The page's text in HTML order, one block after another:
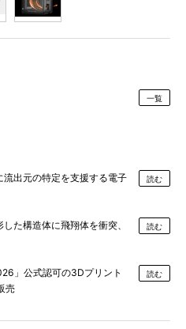
一覧
出元の特定を支援する電子
読む
た構造体に飛翔体を衝突、
読む
」公式認可の3Dプリント
売
読む